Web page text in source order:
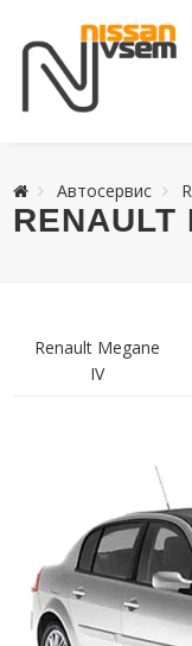
Автосервис
RENAULT
Renault Megane
IV